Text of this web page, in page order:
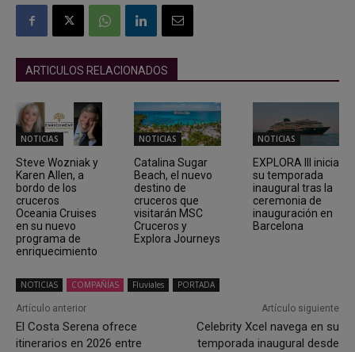
ARTICULOS RELACIONADOS
NOTICIAS
Steve Wozniak y
Karen Allen, a
bordo de los
cruceros
Oceania Cruises
en su nuevo
programa de
enriquecimiento
NOTICIAS
Catalina Sugar
Beach, el nuevo
destino de
cruceros que
visitarán MSC
Cruceros y
Explora Journeys
NOTICIAS
EXPLORA III inicia
su temporada
inaugural tras la
ceremonia de
inauguración en
Barcelona
NOTICIAS COMPAÑÍAS Fluviales PORTADA
Artículo anterior
El Costa Serena ofrece
itinerarios en 2026 entre
Artículo siguiente
Celebrity Xcel navega en su
temporada inaugural desde